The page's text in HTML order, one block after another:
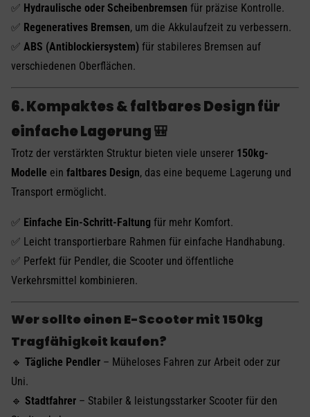
✅ Hydraulische oder Scheibenbremsen für präzise Kontrolle.
✅ Regeneratives Bremsen, um die Akkulaufzeit zu verbessern.
✅ ABS (Antiblockiersystem) für stabileres Bremsen auf
verschiedenen Oberflächen.
6. Kompaktes & faltbares Design für
einfache Lagerung 🎒
Trotz der verstärkten Struktur bieten viele unserer 150kg-
Modelle ein faltbares Design, das eine bequeme Lagerung und
Transport ermöglicht.
✅ Einfache Ein-Schritt-Faltung für mehr Komfort.
✅ Leicht transportierbare Rahmen für einfache Handhabung.
✅ Perfekt für Pendler, die Scooter und öffentliche
Verkehrsmittel kombinieren.
Wer sollte einen E-Scooter mit 150kg
Tragfähigkeit kaufen?
🔹 Tägliche Pendler – Müheloses Fahren zur Arbeit oder zur
Uni.
🔹 Stadtfahrer – Stabiler & leistungsstarker Scooter für den